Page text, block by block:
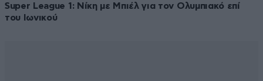
Super League 1: Νίκη με Μπιέλ για τον Ολυμπιακό επί
του Ιωνικού